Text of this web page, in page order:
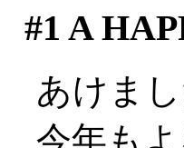
#1 A
あけまし
今年も